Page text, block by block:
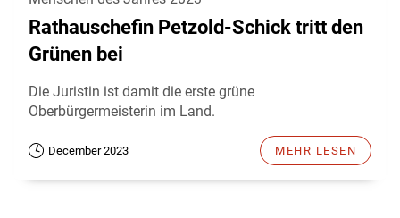
Rathauschefin Petzold-Schick tritt den
Grünen bei
Die Juristin ist damit die erste grüne
Oberbürgermeisterin im Land.
December 2023 MEHR LESEN